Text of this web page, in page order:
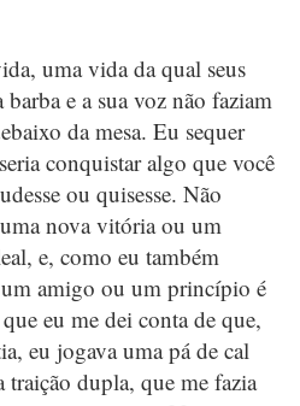
uma vida da qual seus
e a sua voz não faziam
da mesa. Eu sequer
conquistar algo que você
ou quisesse. Não
nova vitória ou um
e, como eu também
amigo ou um princípio é
eu me dei conta de que,
eu jogava uma pá de cal
traição dupla, que me fazia